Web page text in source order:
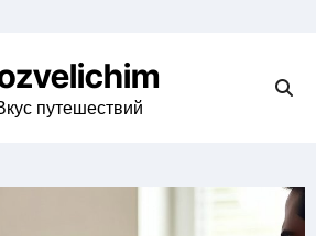
путешествий